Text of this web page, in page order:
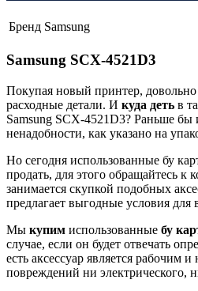
Бренд Samsung
Samsung SCX-4521D3
Покупая новый принтер, довольно
расходные детали. И куда деть в
Samsung SCX-4521D3? Раньше бы
ненадобности, как указано на
Но сегодня использованные бу
продать, для этого обращайтесь
занимается скупкой подобных
предлагает выгодные условия для
Мы купим использованные бу
случае, если он будет отвечать
есть аксессуар является рабочим
повреждений ни электрического,